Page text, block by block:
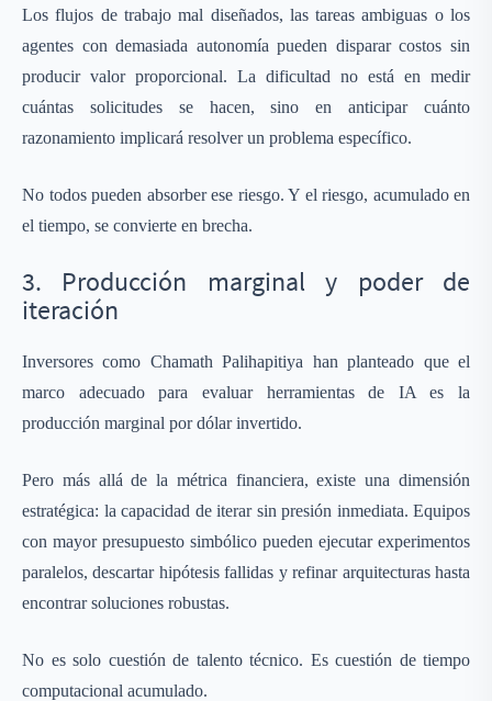
Los flujos de trabajo mal diseñados, las tareas ambiguas o los
agentes con demasiada autonomía pueden disparar costos sin
producir valor proporcional. La dificultad no está en medir
cuántas solicitudes se hacen, sino en anticipar cuánto
razonamiento implicará resolver un problema específico.
No todos pueden absorber ese riesgo. Y el riesgo, acumulado en
el tiempo, se convierte en brecha.
3. Producción marginal y poder de
iteración
Inversores como Chamath Palihapitiya han planteado que el
marco adecuado para evaluar herramientas de IA es la
producción marginal por dólar invertido.
Pero más allá de la métrica financiera, existe una dimensión
estratégica: la capacidad de iterar sin presión inmediata. Equipos
con mayor presupuesto simbólico pueden ejecutar experimentos
paralelos, descartar hipótesis fallidas y refinar arquitecturas hasta
encontrar soluciones robustas.
No es solo cuestión de talento técnico. Es cuestión de tiempo
computacional acumulado.